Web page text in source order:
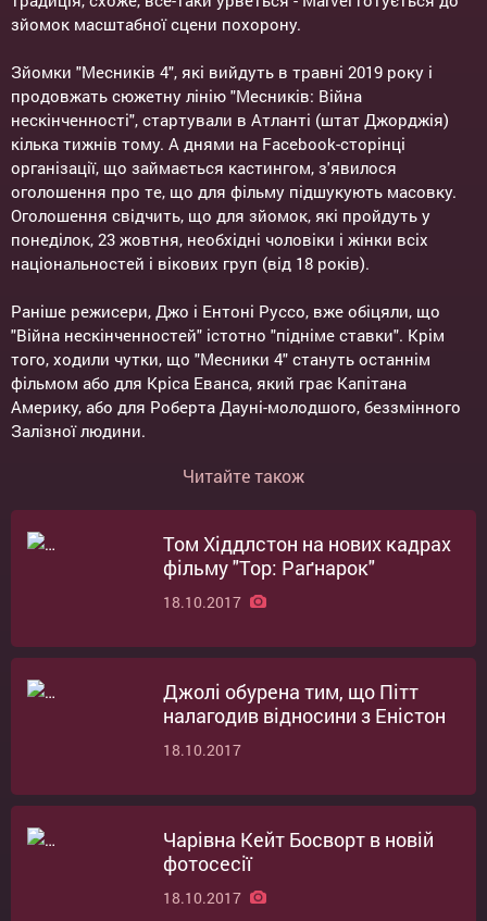
зйомок масштабної сцени похорону.
Зйомки "Месників 4", які вийдуть в травні 2019 року і
продовжать сюжетну лінію "Месників: Війна
нескінченності", стартували в Атланті (штат Джорджія)
кілька тижнів тому. А днями на Facebook-сторінці
організації, що займається кастингом, з'явилося
оголошення про те, що для фільму підшукують масовку.
Оголошення свідчить, що для зйомок, які пройдуть у
понеділок, 23 жовтня, необхідні чоловіки і жінки всіх
національностей і вікових груп (від 18 років).
Раніше режисери, Джо і Ентоні Руссо, вже обіцяли, що
"Війна нескінченностей" істотно "підніме ставки". Крім
того, ходили чутки, що "Месники 4" стануть останнім
фільмом або для Кріса Еванса, який грає Капітана
Америку, або для Роберта Дауні-молодшого, беззмінного
Залізної людини.
Читайте також
Том Хіддлстон на нових кадрах
фільму "Тор: Раґнарок"
18.10.2017
Джолі обурена тим, що Пітт
налагодив відносини з Еністон
18.10.2017
Чарівна Кейт Босворт в новій
фотосесії
18.10.2017